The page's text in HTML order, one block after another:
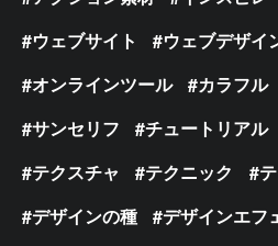
ウェブサイト
ウェブデザイ
オンラインツール
カラフル
サンセリフ
チュートリアル
テクスチャ
テクニック
デザインの種
デザインエフ